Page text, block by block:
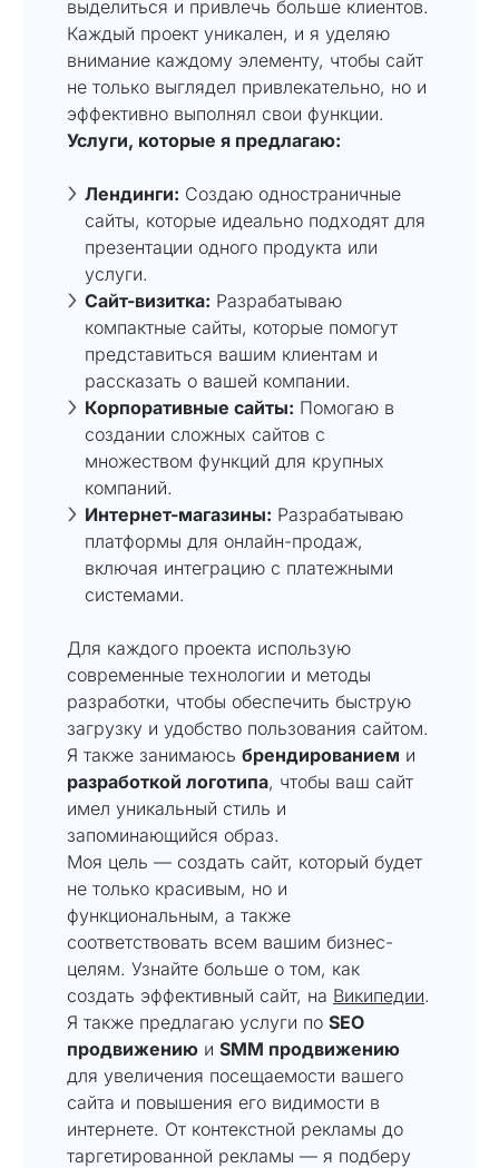
выделиться и привлечь больше клиентов.
Каждый проект уникален, и я уделяю
внимание каждому элементу, чтобы сайт
не только выглядел привлекательно, но и
эффективно выполнял свои функции.
Услуги, которые я предлагаю:
Лендинги: Создаю одностраничные
сайты, которые идеально подходят для
презентации одного продукта или
услуги.
Сайт-визитка: Разрабатываю
компактные сайты, которые помогут
представиться вашим клиентам и
рассказать о вашей компании.
Корпоративные сайты: Помогаю в
создании сложных сайтов с
множеством функций для крупных
компаний.
Интернет-магазины: Разрабатываю
платформы для онлайн-продаж,
включая интеграцию с платежными
системами.
Для каждого проекта использую
современные технологии и методы
разработки, чтобы обеспечить быструю
загрузку и удобство пользования сайтом.
Я также занимаюсь брендированием и
разработкой логотипа, чтобы ваш сайт
имел уникальный стиль и
запоминающийся образ.
Моя цель — создать сайт, который будет
не только красивым, но и
функциональным, а также
соответствовать всем вашим бизнес-
целям. Узнайте больше о том, как
создать эффективный сайт, на Википедии.
Я также предлагаю услуги по SEO
продвижению и SMM продвижению
для увеличения посещаемости вашего
сайта и повышения его видимости в
интернете. От контекстной рекламы до
таргетированной рекламы — я подберу